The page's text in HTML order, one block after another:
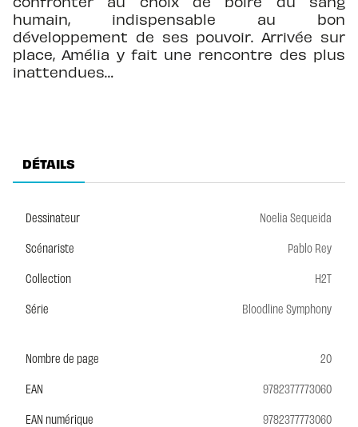
humain, indispensable au bon
développement de ses pouvoir. Arrivée sur
place, Amélia y fait une rencontre des plus
inattendues…
DÉTAILS
Dessinateur
Noelia Sequeida
Scénariste
Pablo Rey
Collection
H2T
Série
Bloodline Symphony
Nombre de page
20
EAN
9782377773060
EAN numérique
9782377773060